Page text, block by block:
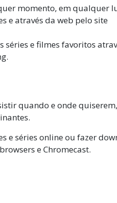
momento, em qualquer
e através da web pelo site
séries e filmes favoritos atr
quando e onde
e séries online ou fazer
e Chromecast.